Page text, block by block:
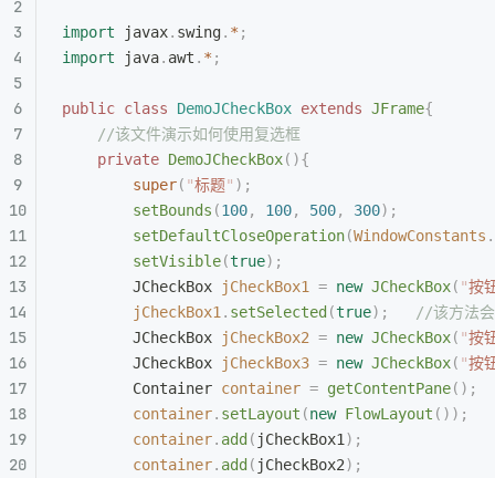
import javax. swing. * ;
import java. awt . * ;
public class DemoJCheckBox extends JFrame{
    //该文件演示如何使用复选框
    private
DemoJCheckBox(){
        super
( "标题" );
        setBounds
(100, 100, 500, 300);
        setDefaultCloseOperation
(WindowConstants .
        setVisible
(true);
        JCheckBox
jCheckBox1 = new JCheckBox( "按
        jCheckBox1
. setSelected (true);
//该方法
        JCheckBox
jCheckBox2 = new JCheckBox( "按
        JCheckBox
jCheckBox3 = new JCheckBox( "按
        Container
container = getContentPane();
        container
. setLayout (new FlowLayout ());
        container
. add ( jCheckBox1 );
        container
. add ( jCheckBox2);